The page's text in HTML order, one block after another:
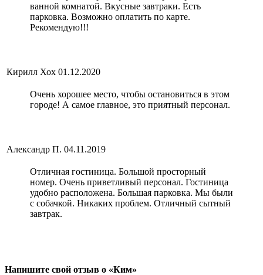
ванной комнатой. Вкусные завтраки. Есть
парковка. Возможно оплатить по карте.
Рекомендую!!!
Кирилл Хох 01.12.2020
Очень хорошее место, чтобы остановиться в этом
городе! А самое главное, это приятный персонал.
Александр П. 04.11.2019
Отличная гостиница. Большой просторный
номер. Очень приветливый персонал. Гостиница
удобно расположена. Большая парковка. Мы были
с собачкой. Никаких проблем. Отличный сытный
завтрак.
Напишите свой отзыв о «Ким»